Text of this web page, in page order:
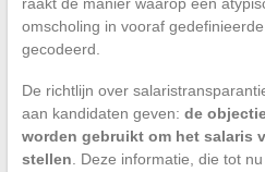
raakt de manier waarop een
omscholing in vooraf
gecodeerd.
De richtlijn over
aan kandidaten geven: de
worden gebruikt om het salaris
stellen. Deze informatie, die tot